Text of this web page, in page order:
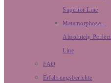
Superior Line
Metamorphose –
Absolutely Perfect
Line
FAQ
Erfahrungsberichte